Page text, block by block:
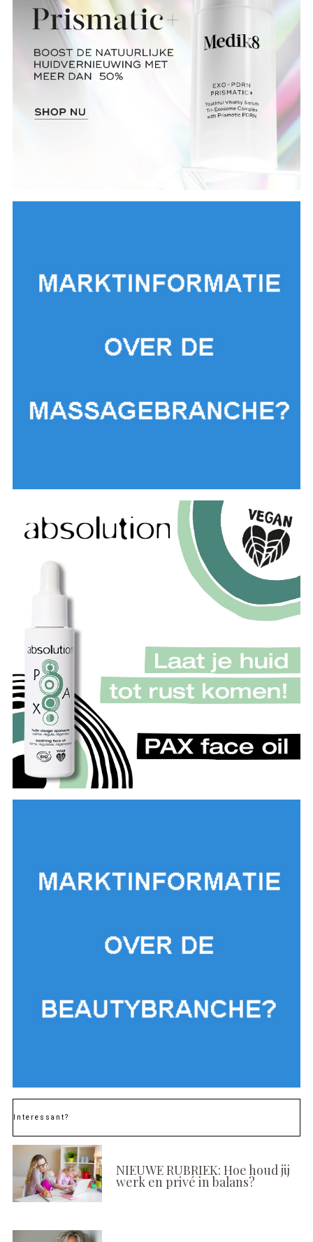
Interessant?
NIEUWE RUBRIEK: Hoe houd jij
werk en privé in balans?